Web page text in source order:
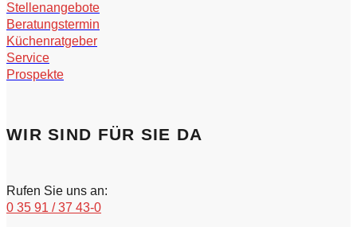
Stellenangebote
Beratungstermin
Küchenratgeber
Service
Prospekte
WIR SIND FÜR SIE DA
Rufen Sie uns an:
0 35 91 / 37 43-0